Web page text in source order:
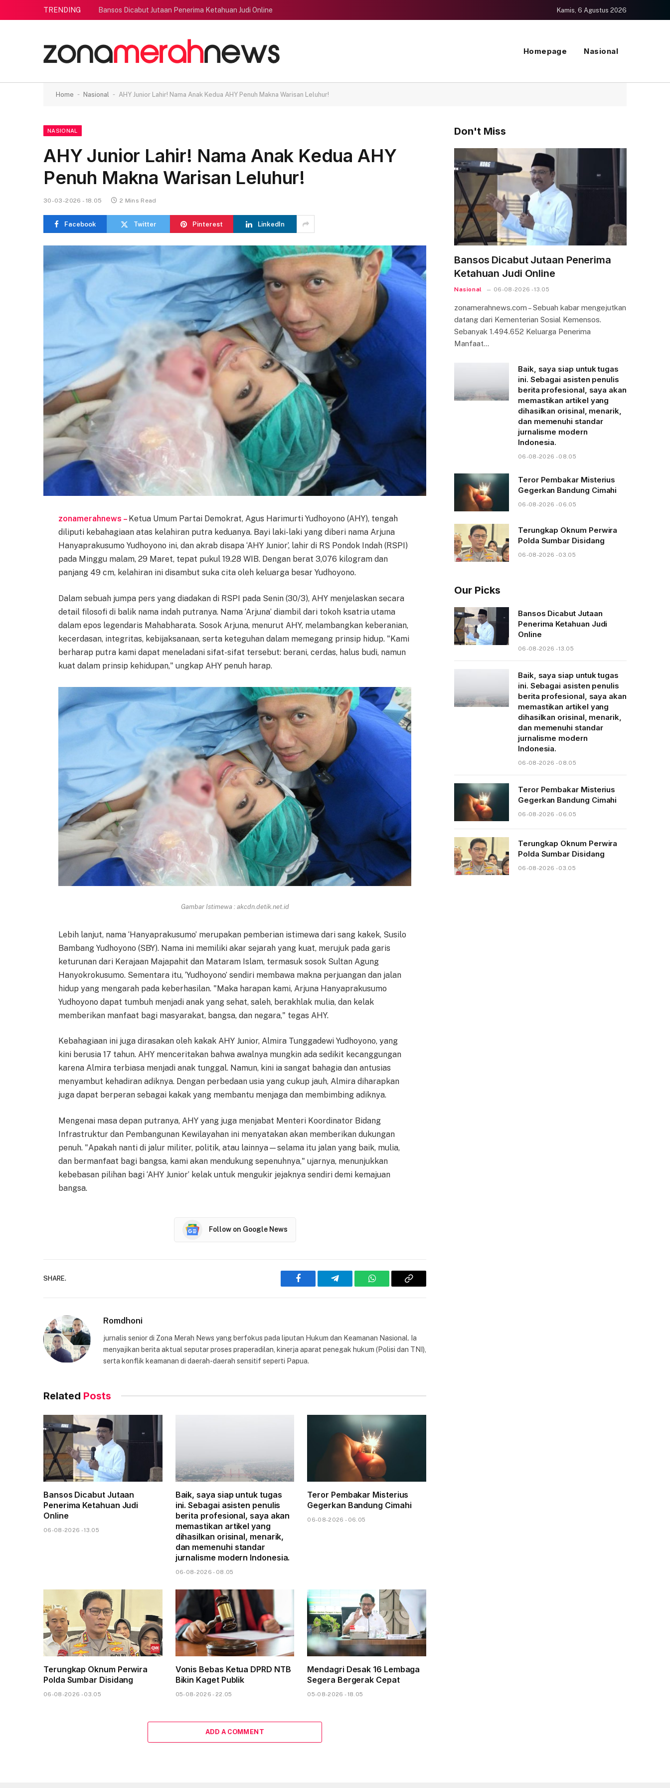
TRENDING Bansos Dicabut Jutaan Penerima Ketahuan Judi Online Kamis, 6 Agustus 2026
Homepage Nasional
Home - Nasional - AHY Junior Lahir! Nama Anak Kedua AHY Penuh Makna Warisan Leluhur!
NASIONAL
AHY Junior Lahir! Nama Anak Kedua AHY
Penuh Makna Warisan Leluhur!
30-03-2026 - 18.05 2 Mins Read
Facebook Twitter Pinterest LinkedIn
zonamerahnews – Ketua Umum Partai Demokrat, Agus Harimurti Yudhoyono (AHY), tengah
diliputi kebahagiaan atas kelahiran putra keduanya. Bayi laki-laki yang diberi nama Arjuna
Hanyaprakusumo Yudhoyono ini, dan akrab disapa ‘AHY Junior’, lahir di RS Pondok Indah (RSPI)
pada Minggu malam, 29 Maret, tepat pukul 19.28 WIB. Dengan berat 3,076 kilogram dan
panjang 49 cm, kelahiran ini disambut suka cita oleh keluarga besar Yudhoyono.
Dalam sebuah jumpa pers yang diadakan di RSPI pada Senin (30/3), AHY menjelaskan secara
detail filosofi di balik nama indah putranya. Nama ‘Arjuna’ diambil dari tokoh ksatria utama
dalam epos legendaris Mahabharata. Sosok Arjuna, menurut AHY, melambangkan keberanian,
kecerdasan, integritas, kebijaksanaan, serta keteguhan dalam memegang prinsip hidup. "Kami
berharap putra kami dapat meneladani sifat-sifat tersebut: berani, cerdas, halus budi, namun
kuat dalam prinsip kehidupan," ungkap AHY penuh harap.
Gambar Istimewa : akcdn.detik.net.id
Lebih lanjut, nama ‘Hanyaprakusumo’ merupakan pemberian istimewa dari sang kakek, Susilo
Bambang Yudhoyono (SBY). Nama ini memiliki akar sejarah yang kuat, merujuk pada garis
keturunan dari Kerajaan Majapahit dan Mataram Islam, termasuk sosok Sultan Agung
Hanyokrokusumo. Sementara itu, ‘Yudhoyono’ sendiri membawa makna perjuangan dan jalan
hidup yang mengarah pada keberhasilan. "Maka harapan kami, Arjuna Hanyaprakusumo
Yudhoyono dapat tumbuh menjadi anak yang sehat, saleh, berakhlak mulia, dan kelak
memberikan manfaat bagi masyarakat, bangsa, dan negara," tegas AHY.
Kebahagiaan ini juga dirasakan oleh kakak AHY Junior, Almira Tunggadewi Yudhoyono, yang
kini berusia 17 tahun. AHY menceritakan bahwa awalnya mungkin ada sedikit kecanggungan
karena Almira terbiasa menjadi anak tunggal. Namun, kini ia sangat bahagia dan antusias
menyambut kehadiran adiknya. Dengan perbedaan usia yang cukup jauh, Almira diharapkan
juga dapat berperan sebagai kakak yang membantu menjaga dan membimbing adiknya.
Mengenai masa depan putranya, AHY yang juga menjabat Menteri Koordinator Bidang
Infrastruktur dan Pembangunan Kewilayahan ini menyatakan akan memberikan dukungan
penuh. "Apakah nanti di jalur militer, politik, atau lainnya—selama itu jalan yang baik, mulia,
dan bermanfaat bagi bangsa, kami akan mendukung sepenuhnya," ujarnya, menunjukkan
kebebasan pilihan bagi ‘AHY Junior’ kelak untuk mengukir jejaknya sendiri demi kemajuan
bangsa.
Follow on Google News
SHARE.
Facebook Telegram WhatsAppCopy
Romdhoni
jurnalis senior di Zona Merah News yang berfokus pada liputan Hukum dan Keamanan Nasional. Ia
menyajikan berita aktual seputar proses praperadilan, kinerja aparat penegak hukum (Polisi dan TNI),
serta konflik keamanan di daerah-daerah sensitif seperti Papua.
Related Posts
Bansos Dicabut Jutaan
Penerima Ketahuan Judi
Online
06-08-2026 - 13.05
Baik, saya siap untuk tugas
ini. Sebagai asisten penulis
berita profesional, saya akan
memastikan artikel yang
dihasilkan orisinal, menarik,
dan memenuhi standar
jurnalisme modern Indonesia.
06-08-2026 - 08.05
Teror Pembakar Misterius
Gegerkan Bandung Cimahi
06-08-2026 - 06.05
Terungkap Oknum Perwira
Polda Sumbar Disidang
06-08-2026 - 03.05
Vonis Bebas Ketua DPRD NTB
Bikin Kaget Publik
05-08-2026 - 22.05
Mendagri Desak 16 Lembaga
Segera Bergerak Cepat
05-08-2026 - 18.05
ADD A COMMENT
Don't Miss
Bansos Dicabut Jutaan Penerima
Ketahuan Judi Online
Nasional 06-08-2026 - 13.05
zonamerahnews.com – Sebuah kabar mengejutkan
datang dari Kementerian Sosial Kemensos.
Sebanyak 1.494.652 Keluarga Penerima
Manfaat…
Baik, saya siap untuk tugas
ini. Sebagai asisten penulis
berita profesional, saya akan
memastikan artikel yang
dihasilkan orisinal, menarik,
dan memenuhi standar
jurnalisme modern
Indonesia.
06-08-2026 - 08.05
Teror Pembakar Misterius
Gegerkan Bandung Cimahi
06-08-2026 - 06.05
Terungkap Oknum Perwira
Polda Sumbar Disidang
06-08-2026 - 03.05
Our Picks
Bansos Dicabut Jutaan
Penerima Ketahuan Judi
Online
06-08-2026 - 13.05
Baik, saya siap untuk tugas
ini. Sebagai asisten penulis
berita profesional, saya akan
memastikan artikel yang
dihasilkan orisinal, menarik,
dan memenuhi standar
jurnalisme modern
Indonesia.
06-08-2026 - 08.05
Teror Pembakar Misterius
Gegerkan Bandung Cimahi
06-08-2026 - 06.05
Terungkap Oknum Perwira
Polda Sumbar Disidang
06-08-2026 - 03.05